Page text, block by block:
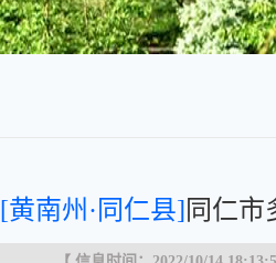
[黄南州·同仁县]同仁市